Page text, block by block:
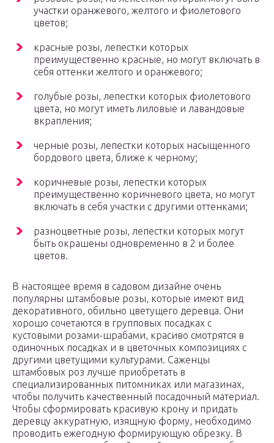
участки оранжевого, желтого и фиолетового
цветов;
красные розы, лепестки которых
преимущественно красные, но могут включать в
себя оттенки желтого и оранжевого;
голубые розы, лепестки которых фиолетового
цвета, но могут иметь лиловые и лавандовые
вкрапления;
черные розы, лепестки которых насыщенного
бордового цвета, ближе к черному;
коричневые розы, лепестки которых
преимущественно коричневого цвета, но могут
включать в себя участки с другими оттенками;
разноцветные розы, лепестки которых могут
быть окрашены одновременно в 2 и более
цветов.
В настоящее время в садовом дизайне очень
популярны штамбовые розы, которые имеют вид
декоративного, обильно цветущего деревца. Они
хорошо сочетаются в групповых посадках с
кустовыми розами-шрабами, красиво смотрятся в
одиночных посадках и в цветочных композициях с
другими цветущими культурами. Саженцы
штамбовых роз лучше приобретать в
специализированных питомниках или магазинах,
чтобы получить качественный посадочный материал.
Чтобы сформировать красивую крону и придать
деревцу аккуратную, изящную форму, необходимо
проводить ежегодную формирующую обрезку. В